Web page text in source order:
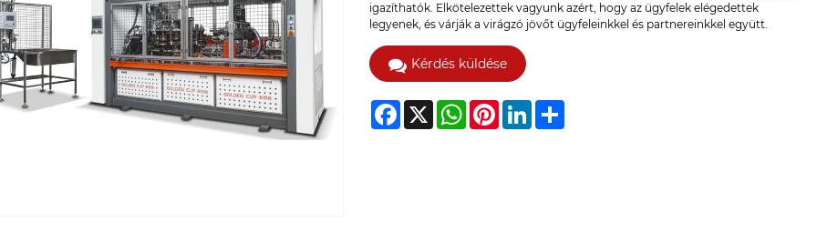
igazíthatók. Elkötelezettek vagyunk azért, hogy az ügyfelek elégedettek
legyenek, és várják a virágzó jövőt ügyfeleinkkel és partnereinkkel együtt.
Kérdés küldése
Facebook
X WhatsAppPinterestLinkedInShare